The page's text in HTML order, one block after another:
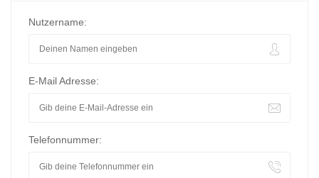
Nutzername:
E-Mail Adresse:
Telefonnummer: